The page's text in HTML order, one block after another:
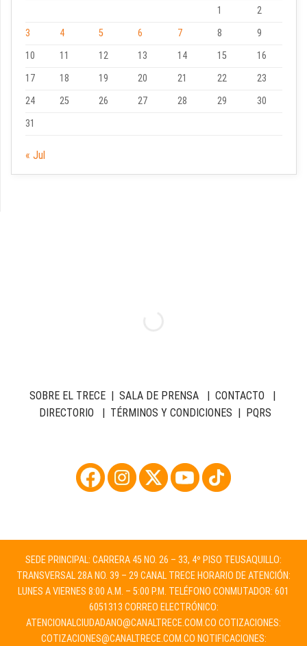
1
2
3
4 5 6 7 8
9
10
11 12 13 14 15
16
17
18 19 20 21 22
23
24
25 26 27 28 29
30
31
« Jul
SOBRE EL TRECE| SALA DE PRENSA| CONTACTO |
DIRECTORIO | TÉRMINOS Y CONDICIONES | PQRS
SEDE PRINCIPAL: CARRERA 45 NO. 26 – 33, 4º PISO TEUSAQUILLO:
TRANSVERSAL 28A NO. 39 – 29 CANAL TRECE HORARIO DE ATENCIÓN:
LUNES A VIERNES 8:00 A.M. – 5:00 P.M. TELÉFONO CONMUTADOR: 601
6051313 CORREO ELECTRÓNICO:
ATENCIONALCIUDADANO@CANALTRECE.COM.CO COTIZACIONES:
COTIZACIONES@CANALTRECE.COM.CO NOTIFICACIONES: